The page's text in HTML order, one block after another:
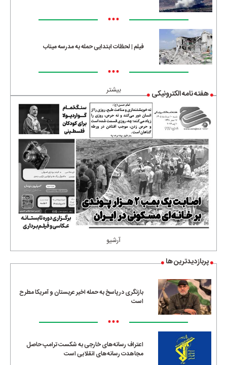
•••
فیلم | لحظات ابتدایی حمله به مدرسه میناب
•••
بیشتر هفته نامه الکترونیکی
آرشیو
پربازدیدترین ها
بازنگری در پاسخ به حمله اخیر عربستان و آمریکا مطرح
است
•••
اعتراف رسانه‌های خارجی به شکست ترامپ حاصل
مجاهدت رسانه‌های انقلابی است